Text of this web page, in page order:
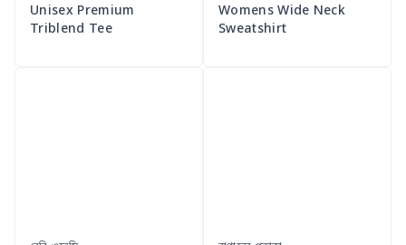
Unisex Premium
Triblend Tee
Womens Wide Neck
Sweatshirt